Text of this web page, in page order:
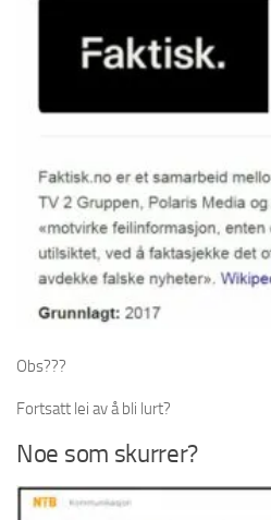
Obs???
Fortsatt lei av å bli lurt?
Noe som skurrer?